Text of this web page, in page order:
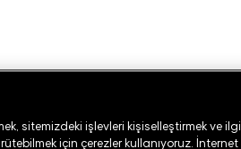
sitemizdeki işlevleri kişiselleştirmek ve ilgi
için çerezler kullanıyoruz. İnternet